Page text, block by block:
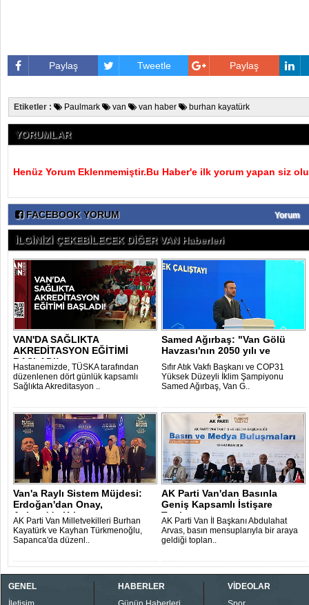
Paylaş Tweetle Paylaş
Etiketler : Paulmark van van haber burhan kayatürk
YORUMLAR
Henüz Yorum Eklenmemiştir.Bu Haber'e ilk yorum yapan siz
FACEBOOK YORUM Yorum
İLGİNİZİ ÇEKEBİLECEK DİĞER VAN Haberleri
VAN'DA SAĞLIKTA
AKREDİTASYON EĞİTİMİ
BAŞLADI!
Hastanemizde, TÜSKA tarafından
düzenlenen dört günlük kapsamlı
Sağlıkta Akreditasyon ..
Samed Ağırbaş: "Van Gölü
Havzası'nın 2050 yılı ve
sonrasını ..
Sıfır Atık Vakfı Başkanı ve COP31
Yüksek Düzeyli İklim Şampiyonu
Samed Ağırbaş, Van G..
Van'a Raylı Sistem Müjdesi:
Erdoğan'dan Onay,
Ankara'da Krit..
AK Parti Van Milletvekilleri Burhan
Kayatürk ve Kayhan Türkmenoğlu,
Sapanca'da düzenl..
AK Parti Van'dan Basınla
Geniş Kapsamlı İstişare
Toplantısı..
AK Parti Van İl Başkanı Abdulahat
Arvas, basın mensuplarıyla bir araya
geldiği toplan..
GENEL
HABERLER
VİDEOLAR